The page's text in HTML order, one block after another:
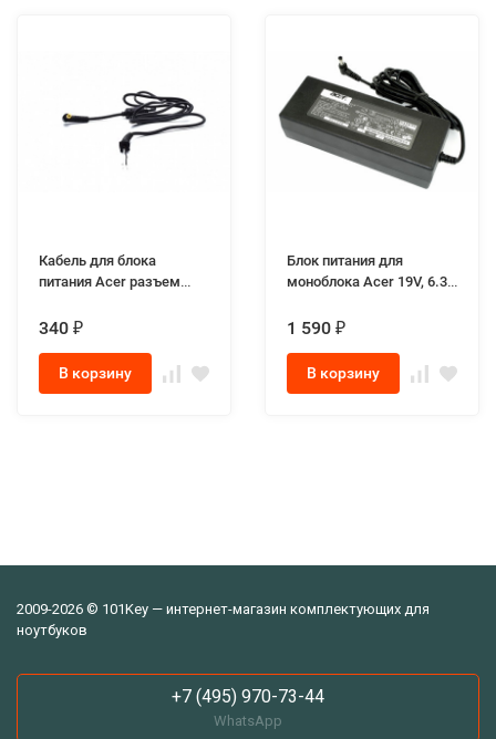
Кабель для блока
питания Acer разъем
340 ₽
В корзину
Блок питания для
моноблока Acer 19V, 6.3A
1 590 ₽
В корзину
2009-2026 © 101Key — интернет-магазин комплектующих для
ноутбуков
+7 (495) 970-73-44
WhatsApp